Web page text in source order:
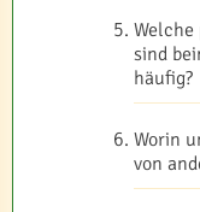
sind
häufig?
Worin
von